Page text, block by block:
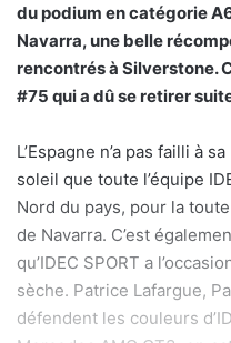
du podium en catégorie
Navarra, une belle
rencontrés à Silverstone.
#75 qui a dû se retirer
L’Espagne n’a pas failli à
soleil que toute l’équipe
Nord du pays, pour la
de Navarra. C’est
qu’IDEC SPORT a
sèche. Patrice Lafargue,
défendent les couleurs